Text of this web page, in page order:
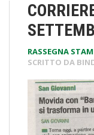
RASSEGNA
SCRITTO DA